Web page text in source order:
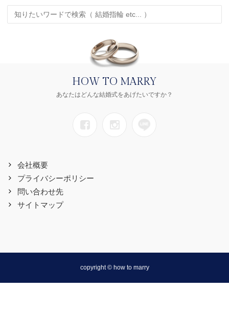
HOW TO MARRY
あなたはどんな結婚式をあげたいですか？
会社概要
プライバシーポリシー
問い合わせ先
サイトマップ
copyright © how to marry